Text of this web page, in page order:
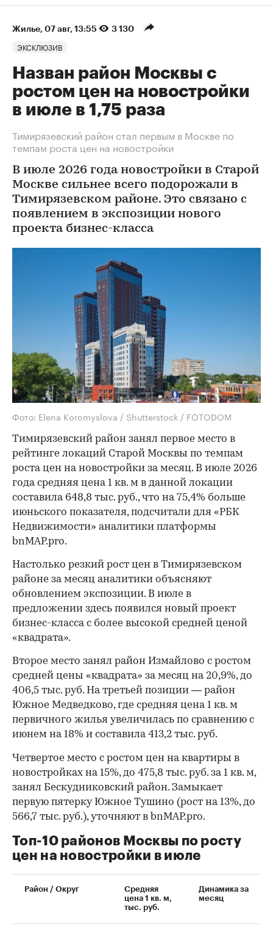
Жилье 07 авг, 13:55 3 130
ЭКСКЛЮЗИВ
Назван район Москвы с
ростом цен на новостройки
в июле в 1,75 раза
Тимирязевский район стал первым в Москве по
темпам роста цен на новостройки
В июле 2026 года новостройки в Старой
Москве сильнее всего подорожали в
Тимирязевском районе. Это связано с
появлением в экспозиции нового
проекта бизнес-класса
Фото: Elena Koromyslova / Shutterstock / FOTODOM
Тимирязевский район занял первое место в
рейтинге локаций Старой Москвы по темпам
роста цен на новостройки за месяц. В июле 2026
года средняя цена 1 кв. м в данной локации
составила 648,8 тыс. руб., что на 75,4% больше
июньского показателя, подсчитали для «РБК
Недвижимости» аналитики платформы
bnMAP.pro.
Настолько резкий рост цен в Тимирязевском
районе за месяц аналитики объясняют
обновлением экспозиции. В июле в
предложении здесь появился новый проект
бизнес-класса с более высокой средней ценой
«квадрата».
Второе место занял район Измайлово с ростом
средней цены «квадрата» за месяц на 20,9%, до
406,5 тыс. руб. На третьей позиции — район
Южное Медведково, где средняя цена 1 кв. м
первичного жилья увеличилась по сравнению с
июнем на 18% и составила 413,2 тыс. руб.
00:00 / 00:00
Четвертое место с ростом цен на квартиры в
новостройках на 15%, до 475,8 тыс. руб. за 1 кв. м,
занял Бескудниковский район. Замыкает
первую пятерку Южное Тушино (рост на 13%, до
566,7 тыс. руб.), уточняют в bnMAP.pro.
Топ-10 районов Москвы по росту
цен на новостройки в июле
Район / Округ
Средняя
цена 1 кв. м,
тыс. руб.
Динамика за
месяц